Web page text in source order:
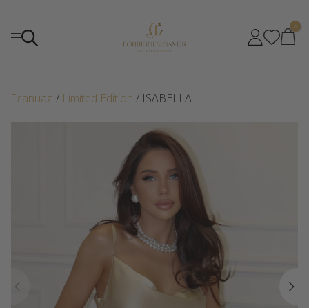
0
Главная / Limited Edition / ISABELLA